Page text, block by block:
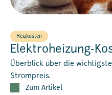
Heizkosten
Elektroheizung-
Überblick über die
Strompreis.
Zum Artikel